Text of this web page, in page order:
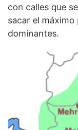
con calles que
sacar el
dominantes.